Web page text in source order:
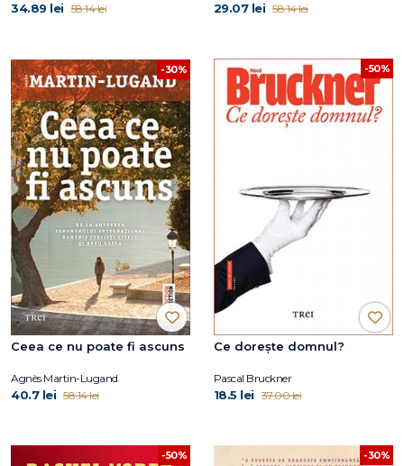
34.89 lei 58.14 lei 29.07 lei 58.14 lei
-30%
Ceea ce nu poate fi ascuns
Agnès Martin-Lugand
40.7 lei 58.14 lei
-50%
Ce dorește domnul?
Pascal Bruckner
18.5 lei 37.00 lei
-50% -30%